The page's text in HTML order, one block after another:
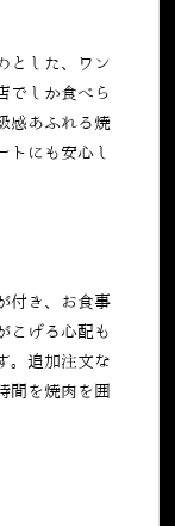
とした、ワン
でしか食べら
感あふれる焼
トにも安心し
付き、お食事
こげる心配も
。追加注文な
間を焼肉を囲